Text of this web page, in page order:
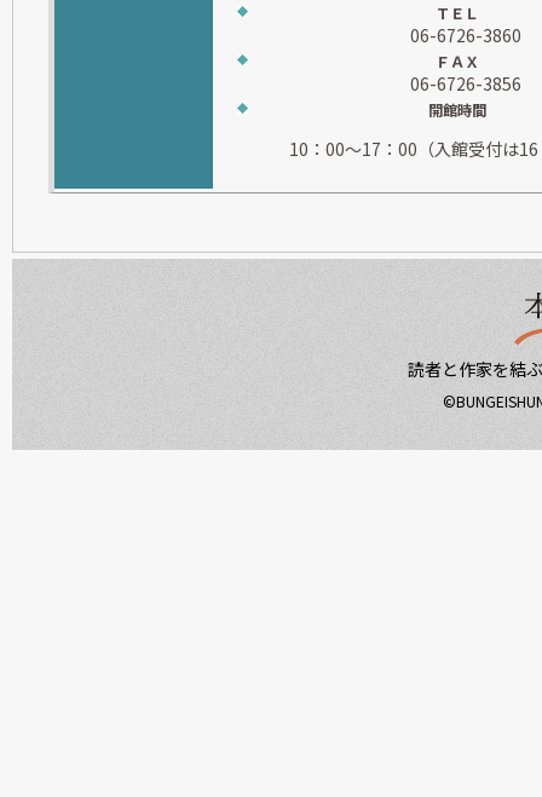
ＴＥＬ
06-6726-3860
ＦＡＸ
06-6726-3856
開館時間
10：00～17：00（入館受付は
読者と作家を結